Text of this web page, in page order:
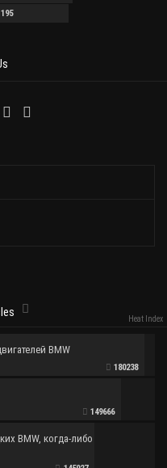
Heat Index
BMW
180238
149666
BMW, когда-либо